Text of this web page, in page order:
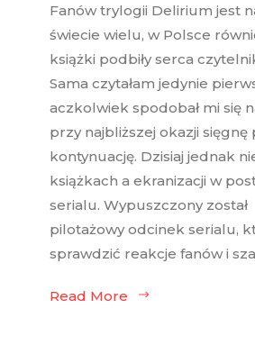
Fanów trylogii Delirium jest
świecie wielu, w Polsce
książki podbiły serca
Sama czytałam jedynie
aczkolwiek spodobał mi się
przy najbliższej okazji sięgnę
kontynuację. Dzisiaj jednak
książkach a ekranizacji w
serialu. Wypuszczony został
pilotażowy odcinek serialu,
sprawdzić reakcje fanów i
Read More